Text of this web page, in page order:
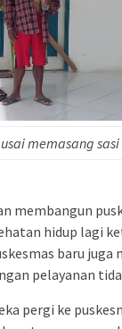
memasang
membangun
hidup lagi
baru
pelayanan
pergi ke